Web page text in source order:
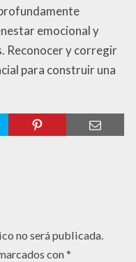
emocional y
Reconocer y corregir
para construir una
no será publicada.
con*